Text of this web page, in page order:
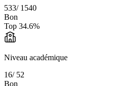
533/ 1540
Bon
Top 34.6%
Niveau académique
16/ 52
Bon